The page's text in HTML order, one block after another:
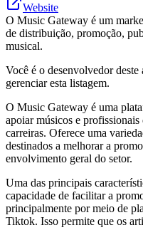
Website
O Music Gateway é um
de distribuição, promoção,
musical.
Você é o desenvolvedor deste
gerenciar esta listagem.
O Music Gateway é uma
apoiar músicos e profissionais
carreiras. Oferece uma
destinados a melhorar a
envolvimento geral do setor.
Uma das principais
capacidade de facilitar a
principalmente por meio de
Tiktok. Isso permite que os